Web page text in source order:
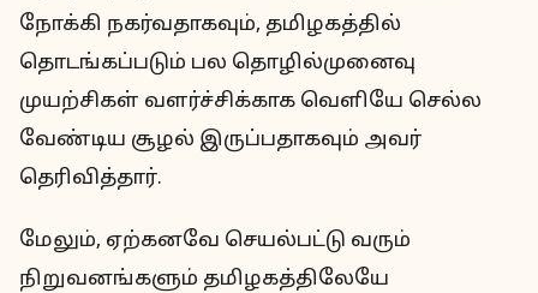
நோக்கி நகர்வதாகவும், தமிழகத்தில்
தொடங்கப்படும் பல தொழில்முனைவு
முயற்சிகள் வளர்ச்சிக்காக வெளியே செல்ல
வேண்டிய சூழல் இருப்பதாகவும் அவர்
தெரிவித்தார்.
மேலும், ஏற்கனவே செயல்பட்டு வரும்
நிறுவனங்களும் தமிழகத்திலேயே